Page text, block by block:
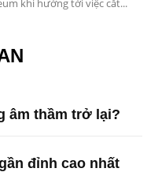
khi hướng tới việc cắt...
âm thầm trở lại?
đỉnh cao nhất